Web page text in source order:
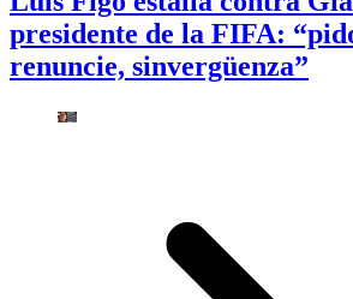
presidente de la FIFA:
renuncie, sinvergüenza”